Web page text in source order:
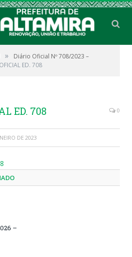
»
Diário Oficial Nº 708/2023 –
ED. 708
ED. 708 0
DE 2023
–